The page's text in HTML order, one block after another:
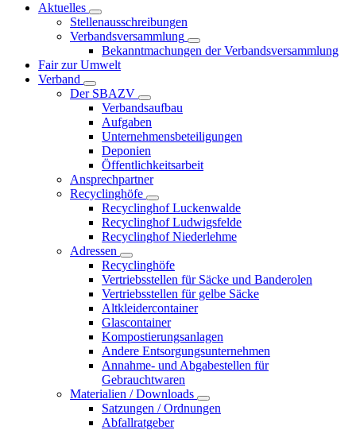
Aktuelles
Stellenausschreibungen
Verbandsversammlung
Bekanntmachungen der Verbandsversammlung
Fair zur Umwelt
Verband
Der SBAZV
Verbandsaufbau
Aufgaben
Unternehmensbeteiligungen
Deponien
Öffentlichkeitsarbeit
Ansprechpartner
Recyclinghöfe
Recyclinghof Luckenwalde
Recyclinghof Ludwigsfelde
Recyclinghof Niederlehme
Adressen
Recyclinghöfe
Vertriebsstellen für Säcke und Banderolen
Vertriebsstellen für gelbe Säcke
Altkleidercontainer
Glascontainer
Kompostierungsanlagen
Andere Entsorgungsunternehmen
Annahme- und Abgabestellen für
Gebrauchtwaren
Materialien / Downloads
Satzungen / Ordnungen
Abfallratgeber